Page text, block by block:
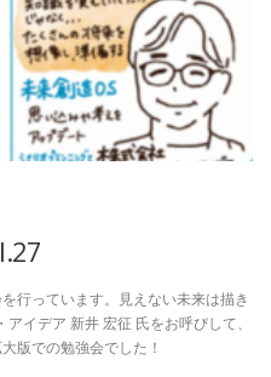
行っています。見えない未来は描き
イデア 新井 宏征 氏をお呼びして、
版での勉強会でした！